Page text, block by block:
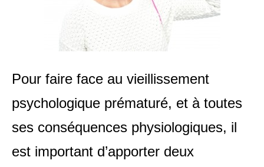
Pour faire face au vieillissement
psychologique prématuré, et à toutes
ses conséquences physiologiques, il
est important d’apporter deux